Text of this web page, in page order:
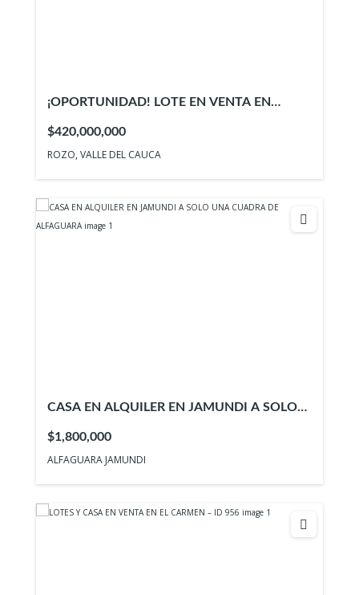
¡OPORTUNIDAD! LOTE EN VENTA EN
¡GANGAZO! – ID 957
$420,000,000
ROZO, VALLE DEL CAUCA
CASA EN ALQUILER EN JAMUNDI A SOLO
$1,800,000
ALFAGUARA JAMUNDI